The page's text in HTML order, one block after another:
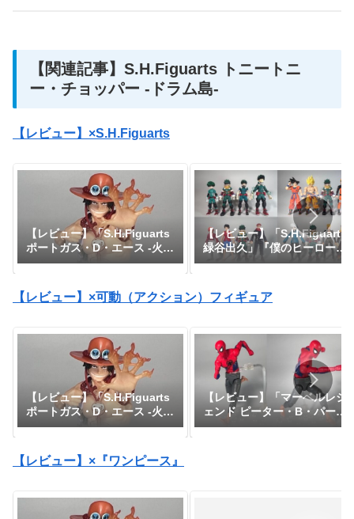
【関連記事】S.H.Figuarts トニートニ
ー・チョッパー -ドラム島-
【レビュー】×S.H.Figuarts
【レビュー】「S.H.Figuarts
ポートガス・D・エース -火
拳-」『ワンピース』
【レビュー】「S.H.Figuarts
緑谷出久」『僕のヒーローア
カデミア』
【レビュー】×可動（アクション）フィギュア
【レビュー】「S.H.Figuarts
ポートガス・D・エース -火
拳-」『ワンピース』
【レビュー】「マーベルレジ
ェンド ピーター・B・パーカ
ー」『スパイダーマン：アク
【レビュー】×『ワンピース』